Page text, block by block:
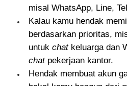
misal WhatsApp, Line,
Kalau kamu hendak
berdasarkan prioritas,
untuk chatkeluarga dan
chatpekerjaan kantor.
Hendak membuat akun